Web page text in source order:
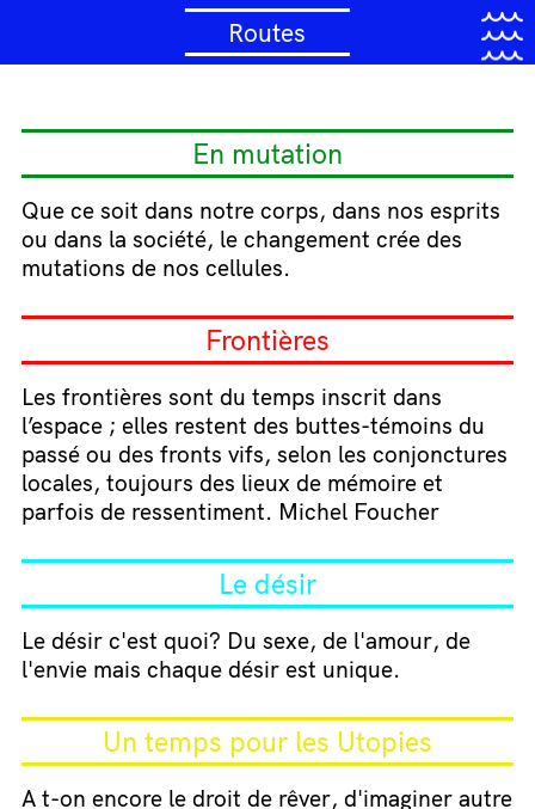
Routes
En mutation
Que ce soit dans notre corps, dans nos esprits
ou dans la société, le changement crée des
mutations de nos cellules.
Frontières
Les frontières sont du temps inscrit dans
l’espace ; elles restent des buttes-témoins du
passé ou des fronts vifs, selon les conjonctures
locales, toujours des lieux de mémoire et
parfois de ressentiment. Michel Foucher
Le désir
Le désir c'est quoi? Du sexe, de l'amour, de
l'envie mais chaque désir est unique.
Un temps pour les Utopies
A t-on encore le droit de rêver, d'imaginer autre